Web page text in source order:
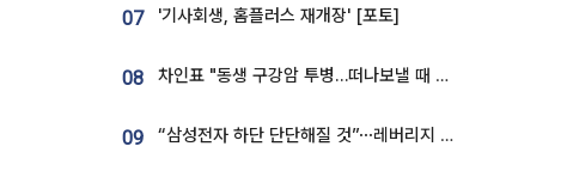
07 '기사회생, 홈플러스 재개장' [포토]
08 차인표 "동생 구강암 투병…떠나보낼 때 가장 힘들었다”
09 “삼성전자 하단 단단해질 것”⋯레버리지 규제에 쏠림 완화 [찐코노미]